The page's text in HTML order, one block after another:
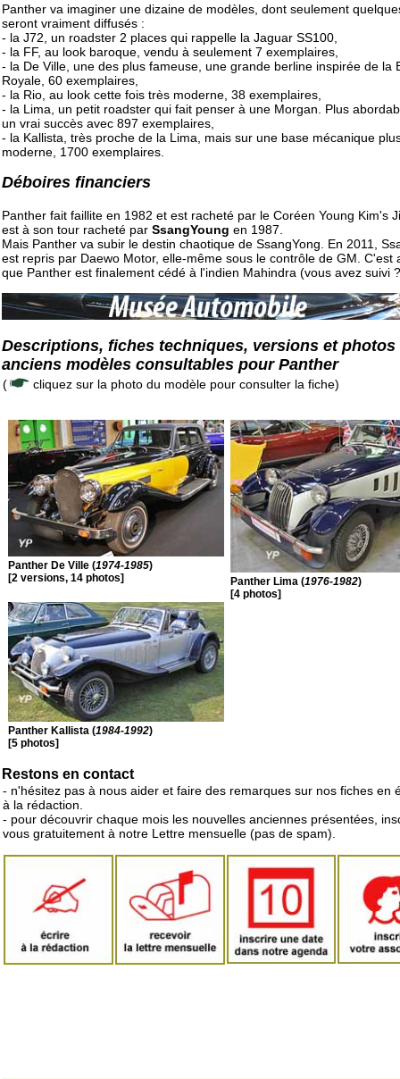
Panther va imaginer une dizaine de modèles, dont seulement
seront vraiment diffusés :
- la J72, un roadster 2 places qui rappelle la Jaguar SS100,
- la FF, au look baroque, vendu à seulement 7 exemplaires,
- la De Ville, une des plus fameuse, une grande berline inspirée de la
Royale, 60 exemplaires,
- la Rio, au look cette fois très moderne, 38 exemplaires,
- la Lima, un petit roadster qui fait penser à une Morgan. Plus
un vrai succès avec 897 exemplaires,
- la Kallista, très proche de la Lima, mais sur une base mécanique
moderne, 1700 exemplaires.
Déboires financiers
Panther fait faillite en 1982 et est racheté par le Coréen Young Kim's
est à son tour racheté par SsangYoung en 1987.
Mais Panther va subir le destin chaotique de SsangYong. En 2011,
est repris par Daewo Motor, elle-même sous le contrôle de GM. C'est
que Panther est finalement cédé à l'indien Mahindra (vous avez suivi
Descriptions, fiches techniques, versions et photos
anciens modèles consultables pour Panther
( cliquez sur la photo du modèle pour consulter la fiche)
Panther De Ville (1974-1985)
[2 versions, 14 photos]
Panther Lima (1976-1982)
[4 photos]
Panther Kallista (1984-1992)
[5 photos]
Restons en contact
- n'hésitez pas à nous aider et faire des remarques sur nos fiches en
à la rédaction.
- pour découvrir chaque mois les nouvelles anciennes présentées,
vous gratuitement à notre Lettre mensuelle (pas de spam).